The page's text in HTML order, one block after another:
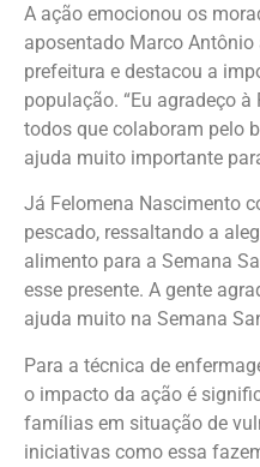
A ação emocionou os
aposentado Marco
prefeitura e destacou a
população. “Eu agradeço
todos que colaboram pelo
ajuda muito importante
Já Felomena Nascimento
pescado, ressaltando a
alimento para a Semana
esse presente. A gente
ajuda muito na Semana
Para a técnica de
o impacto da ação é
famílias em situação de
iniciativas como essa